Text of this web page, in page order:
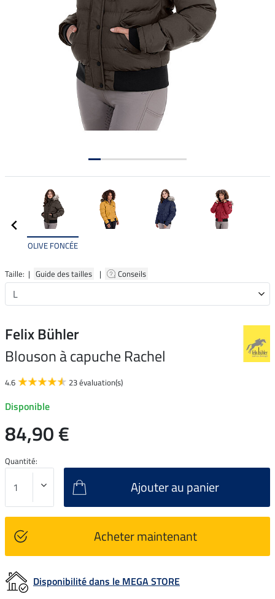
OLIVE FONCÉE
Taille: | Guide des tailles | Conseils
Felix Bühler
Blouson à capuche Rachel
4.6 23 évaluation(s)
Disponible
84,90 €
Quantité:
Ajouter au panier
Acheter maintenant
Disponibilité dans le MEGA STORE